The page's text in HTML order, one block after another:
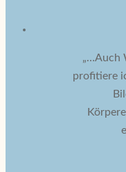
„…Auch
profitiere